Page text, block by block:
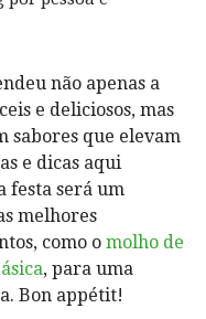
não apenas a
e deliciosos, mas
sabores que elevam
e dicas aqui
festa será um
melhores
como o molho de
, para uma
Bon appétit!